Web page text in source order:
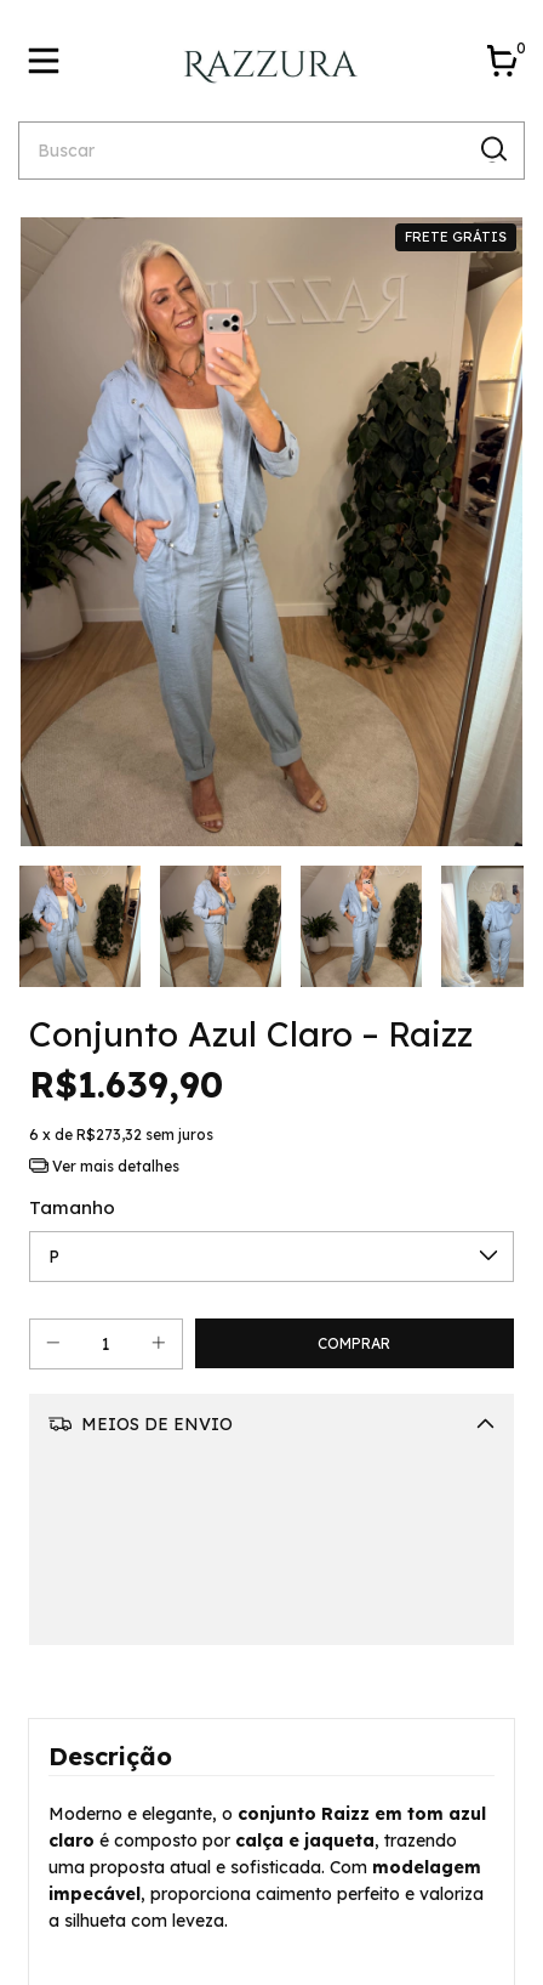
0
FRETE GRÁTIS
Conjunto Azul Claro – Raizz
R$1.639,90
6 x de R$273,32 sem juros
Ver mais detalhes
Tamanho
MEIOS DE ENVIO
Descrição
Moderno e elegante, o conjunto Raizz em tom azul
claro é composto por calça e jaqueta, trazendo
uma proposta atual e sofisticada. Com modelagem
impecável, proporciona caimento perfeito e valoriza
a silhueta com leveza.